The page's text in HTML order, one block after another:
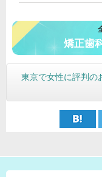
矯正歯
東京で女性に評判の